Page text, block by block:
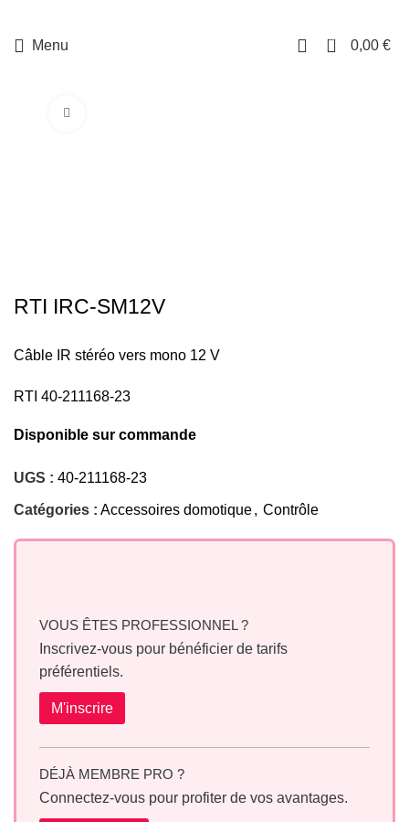
Menu 0 0,00 €
RTI IRC-SM12V
Câble IR stéréo vers mono 12 V
RTI 40-211168-23
Disponible sur commande
UGS : 40-211168-23
Catégories : Accessoires domotique, Contrôle
VOUS ÊTES PROFESSIONNEL ?
Inscrivez-vous pour bénéficier de tarifs
préférentiels.
M'inscrire
DÉJÀ MEMBRE PRO ?
Connectez-vous pour profiter de vos avantages.